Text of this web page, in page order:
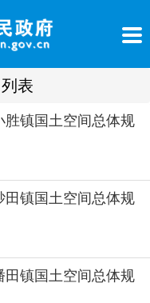
列表
镇国土空间总体规
镇国土空间总体规
镇国土空间总体规